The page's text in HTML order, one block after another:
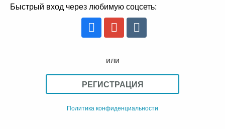
Быстрый вход через любимую соцсеть:
или
РЕГИСТРАЦИЯ
Политика конфиденциальности